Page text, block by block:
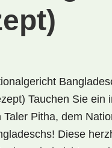
Tauchen Sie ein
Taler Pitha, dem
Diese